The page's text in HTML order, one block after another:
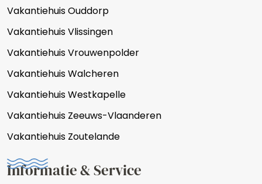
Vakantiehuis Ouddorp
Vakantiehuis Vlissingen
Vakantiehuis Vrouwenpolder
Vakantiehuis Walcheren
Vakantiehuis Westkapelle
Vakantiehuis Zeeuws-Vlaanderen
Vakantiehuis Zoutelande
Informatie & Service